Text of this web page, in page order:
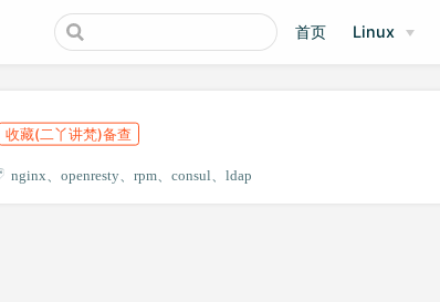
首页 Linux
收藏(二丫讲梵)备查
nginx openresty rpm consul ldap